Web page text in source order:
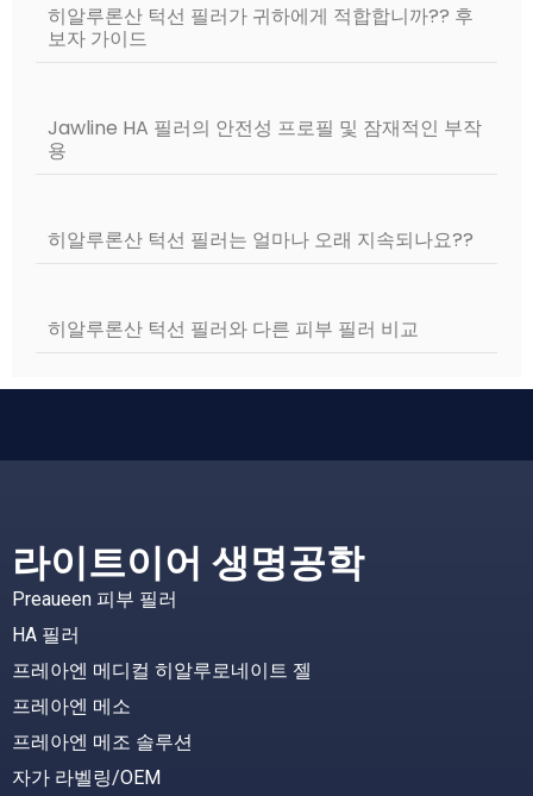
히알루론산 턱선 필러가 귀하에게 적합합니까?? 후
보자 가이드
Jawline HA 필러의 안전성 프로필 및 잠재적인 부작
용
히알루론산 턱선 필러는 얼마나 오래 지속되나요??
히알루론산 턱선 필러와 다른 피부 필러 비교
라이트이어 생명공학
Preaueen 피부 필러
HA 필러
프레아엔 메디컬 히알루로네이트 젤
프레아엔 메소
프레아엔 메조 솔루션
자가 라벨링/OEM